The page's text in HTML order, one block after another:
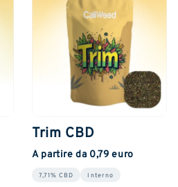
Trim CBD
A partire da 0,79 euro
7,71% CBD Interno